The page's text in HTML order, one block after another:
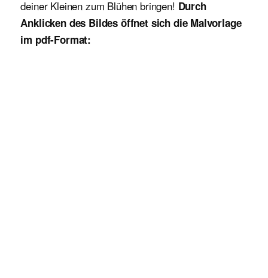
deiner Kleinen zum Blühen bringen! Durch
Anklicken des Bildes öffnet sich die Malvorlage
im pdf-Format: